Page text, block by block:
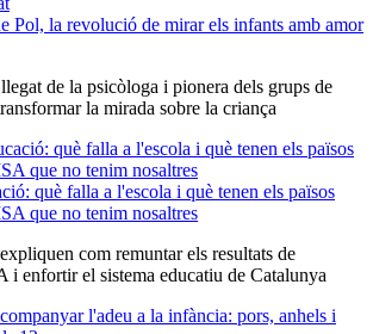
Pol, la revolució de mirar els infants amb amor
de la psicòloga i pionera dels grups de
la mirada sobre la criança
què falla a l'escola i què tenen els països
que no tenim nosaltres
com remuntar els resultats de
i enfortir el sistema educatiu de Catalunya